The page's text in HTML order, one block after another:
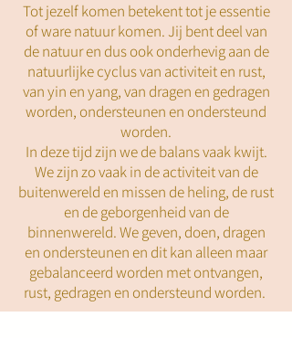
Tot jezelf komen betekent tot je essentie
of ware natuur komen. Jij bent deel van
de natuur en dus ook onderhevig aan de
natuurlijke cyclus van activiteit en rust,
van yin en yang, van dragen en gedragen
worden, ondersteunen en ondersteund
worden.
In deze tijd zijn we de balans vaak kwijt.
We zijn zo vaak in de activiteit van de
buitenwereld en missen de heling, de rust
en de geborgenheid van de
binnenwereld. We geven, doen, dragen
en ondersteunen en dit kan alleen maar
gebalanceerd worden met ontvangen,
rust, gedragen en ondersteund worden.